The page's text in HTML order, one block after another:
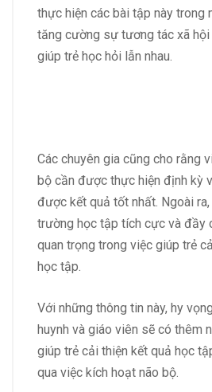
thực hiện các bài tập này trong
tăng cường sự tương tác xã
giúp trẻ học hỏi lẫn nhau.
Các chuyên gia cũng cho rằng
bộ cần được thực hiện định kỳ
được kết quả tốt nhất. Ngoài
trường học tập tích cực và đầy
quan trọng trong việc giúp trẻ
học tập.
Với những thông tin này, hy
huynh và giáo viên sẽ có thêm
giúp trẻ cải thiện kết quả học
qua việc kích hoạt não bộ.